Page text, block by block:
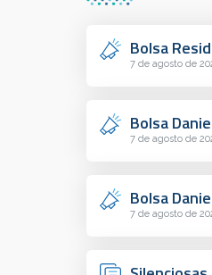
Bolsa
7 de agosto de
Bolsa
7 de agosto de
Bolsa
7 de agosto de